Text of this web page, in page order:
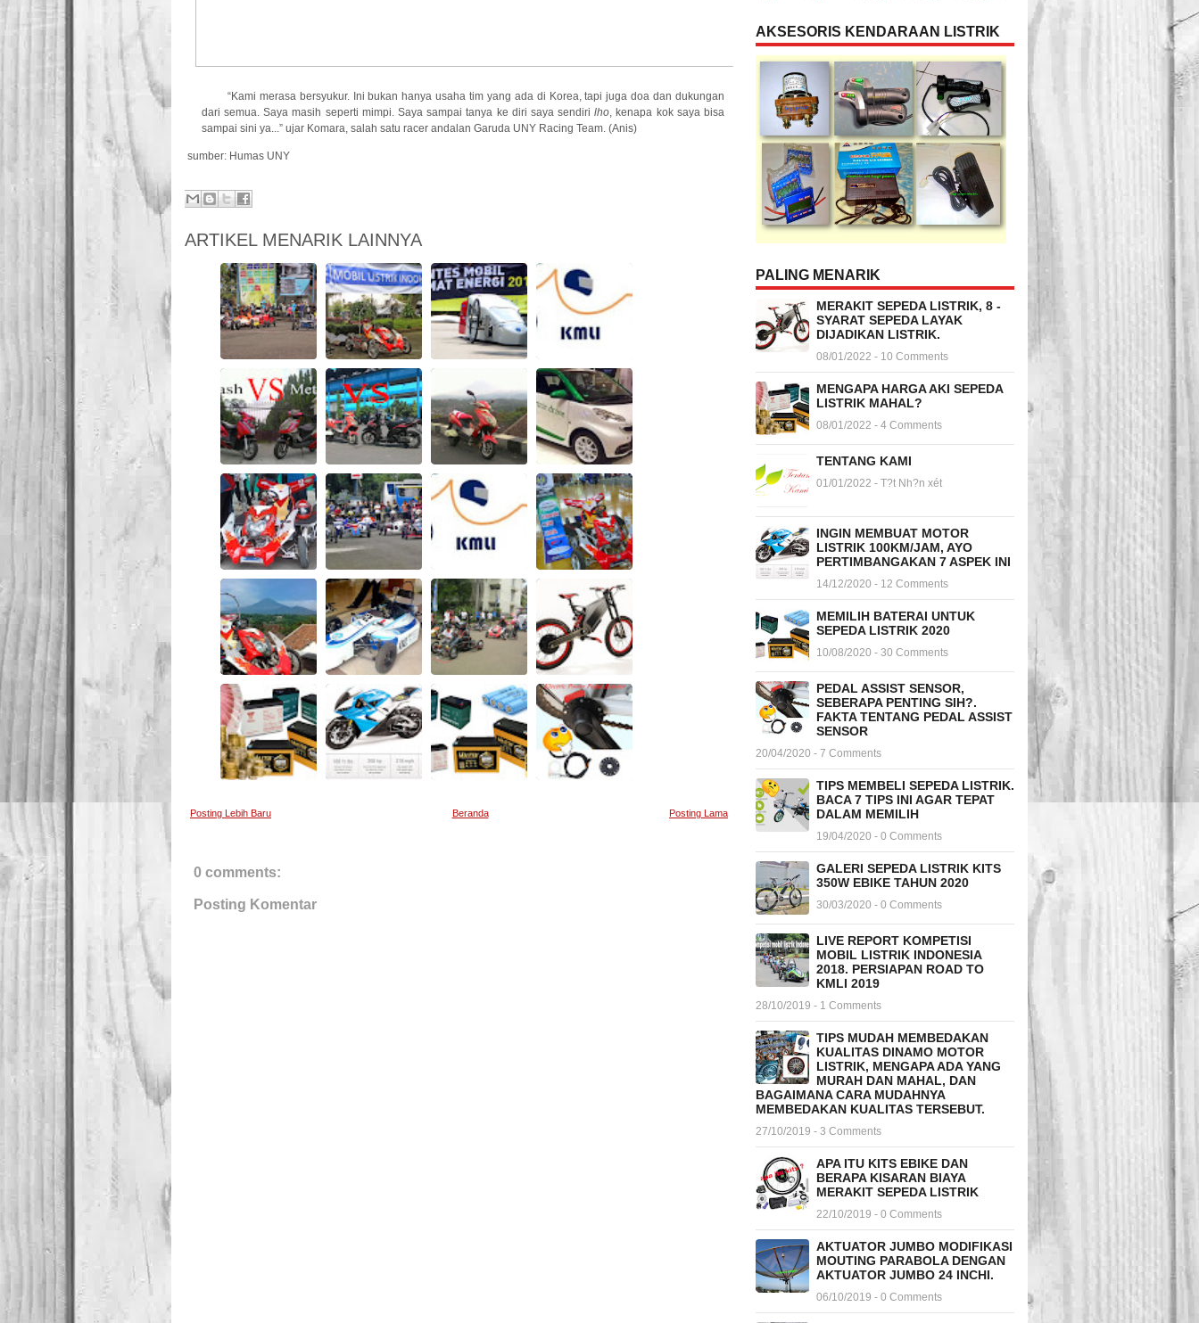
“Kami merasa bersyukur. Ini bukan hanya usaha tim yang ada di Korea, tapi juga doa dan dukungan
dari semua. Saya masih seperti mimpi. Saya sampai tanya ke diri saya sendiri lho, kenapa kok saya bisa
sampai sini ya...” ujar Komara, salah satu racer andalan Garuda UNY Racing Team. (Anis)
sumber: Humas UNY
ARTIKEL MENARIK LAINNYA
Posting Lebih Baru Posting Lama
Beranda
0 comments:
Posting Komentar
AKSESORIS KENDARAAN LISTRIK
PALING MENARIK
MERAKIT SEPEDA LISTRIK, 8 -
SYARAT SEPEDA LAYAK
DIJADIKAN LISTRIK.
08/01/2022 - 10 Comments
MENGAPA HARGA AKI SEPEDA
LISTRIK MAHAL?
08/01/2022 - 4 Comments
TENTANG KAMI
01/01/2022 - T?t Nh?n xét
INGIN MEMBUAT MOTOR
LISTRIK 100KM/JAM, AYO
PERTIMBANGAKAN 7 ASPEK INI
14/12/2020 - 12 Comments
MEMILIH BATERAI UNTUK
SEPEDA LISTRIK 2020
10/08/2020 - 30 Comments
PEDAL ASSIST SENSOR,
SEBERAPA PENTING SIH?.
FAKTA TENTANG PEDAL ASSIST
SENSOR
20/04/2020 - 7 Comments
TIPS MEMBELI SEPEDA LISTRIK.
BACA 7 TIPS INI AGAR TEPAT
DALAM MEMILIH
19/04/2020 - 0 Comments
GALERI SEPEDA LISTRIK KITS
350W EBIKE TAHUN 2020
30/03/2020 - 0 Comments
LIVE REPORT KOMPETISI
MOBIL LISTRIK INDONESIA
2018. PERSIAPAN ROAD TO
KMLI 2019
28/10/2019 - 1 Comments
TIPS MUDAH MEMBEDAKAN
KUALITAS DINAMO MOTOR
LISTRIK, MENGAPA ADA YANG
MURAH DAN MAHAL, DAN
BAGAIMANA CARA MUDAHNYA
MEMBEDAKAN KUALITAS TERSEBUT.
27/10/2019 - 3 Comments
APA ITU KITS EBIKE DAN
BERAPA KISARAN BIAYA
MERAKIT SEPEDA LISTRIK
22/10/2019 - 0 Comments
AKTUATOR JUMBO MODIFIKASI
MOUTING PARABOLA DENGAN
AKTUATOR JUMBO 24 INCHI.
06/10/2019 - 0 Comments